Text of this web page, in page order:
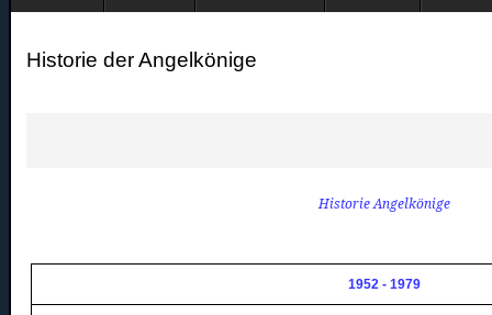
Historie der Angelkönige
Historie Angelkönige
1952 - 1979